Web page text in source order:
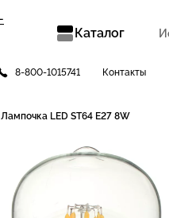
Каталог
8-800-1015741 Контакты
Лампочка LED ST64 E27 8W